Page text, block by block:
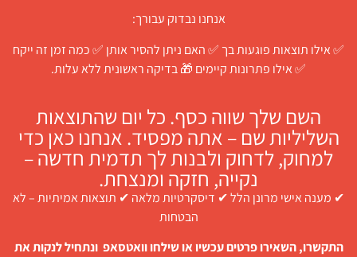
אנחנו נבדוק עבורך:
✅ אילו תוצאות פוגעות בך ✅ האם ניתן להסיר אותן ✅ כמה זמן זה ייקח
✅ אילו פתרונות קיימים 🎁 בדיקה ראשונית ללא עלות.
השם שלך שווה כסף. כל יום שהתוצאות
השליליות שם – אתה מפסיד. אנחנו כאן כדי
למחוק, לדחוק ולבנות לך תדמית חדשה –
נקייה, חזקה ומנצחת.
✔ מענה אישי מרונן הלל ✔ דיסקרטיות מלאה ✔ תוצאות אמיתיות – לא
הבטחות
התקשרו, השאירו פרטים עכשיו או שילחו וואטסאפ ונתחיל לנקות את